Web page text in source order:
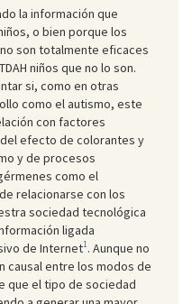
la información que
o bien porque los
son totalmente eficaces
niños que no lo son.
si, como en otras
como el autismo, este
con factores
efecto de colorantes y
y de procesos
como el
relacionarse con los
sociedad tecnológica
ligada
de Internet1. Aunque no
causal entre los modos de
que el tipo de sociedad